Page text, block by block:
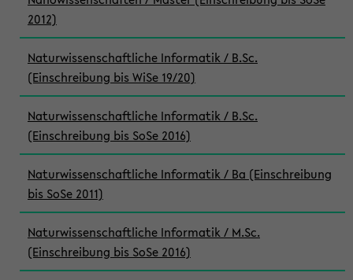
2012)
Naturwissenschaftliche Informatik / B.Sc.
(Einschreibung bis WiSe 19/20)
Naturwissenschaftliche Informatik / B.Sc.
(Einschreibung bis SoSe 2016)
Naturwissenschaftliche Informatik / Ba (Einschreibung
bis SoSe 2011)
Naturwissenschaftliche Informatik / M.Sc.
(Einschreibung bis SoSe 2016)